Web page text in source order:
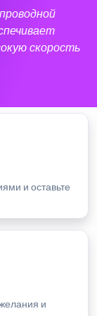
скорость
и оставьте
и